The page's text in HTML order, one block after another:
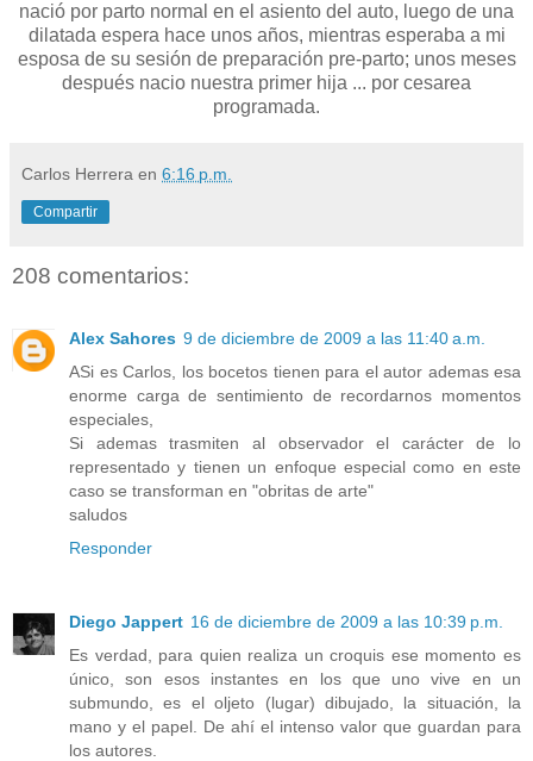
nació por parto normal en el asiento del auto, luego de una
dilatada espera hace unos años, mientras esperaba a mi
esposa de su sesión de preparación pre-parto; unos meses
después nacio nuestra primer hija ... por cesarea
programada.
Carlos Herrera en 6:16 p.m.
Compartir
208 comentarios:
Alex Sahores 9 de diciembre de 2009 a las 11:40 a.m.
ASi es Carlos, los bocetos tienen para el autor ademas esa
enorme carga de sentimiento de recordarnos momentos
especiales,
Si ademas trasmiten al observador el carácter de lo
representado y tienen un enfoque especial como en este
caso se transforman en "obritas de arte"
saludos
Responder
Diego Jappert 16 de diciembre de 2009 a las 10:39 p.m.
Es verdad, para quien realiza un croquis ese momento es
único, son esos instantes en los que uno vive en un
submundo, es el oljeto (lugar) dibujado, la situación, la
mano y el papel. De ahí el intenso valor que guardan para
los autores.